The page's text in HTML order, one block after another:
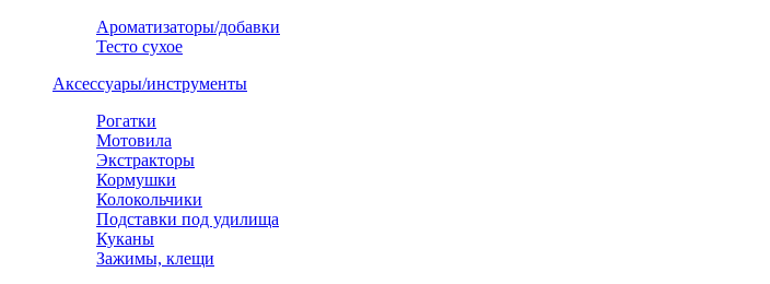
Ароматизаторы/добавки
Тесто сухое
Аксессуары/инструменты
Рогатки
Мотовила
Экстракторы
Кормушки
Колокольчики
Подставки под удилища
Куканы
Зажимы, клещи